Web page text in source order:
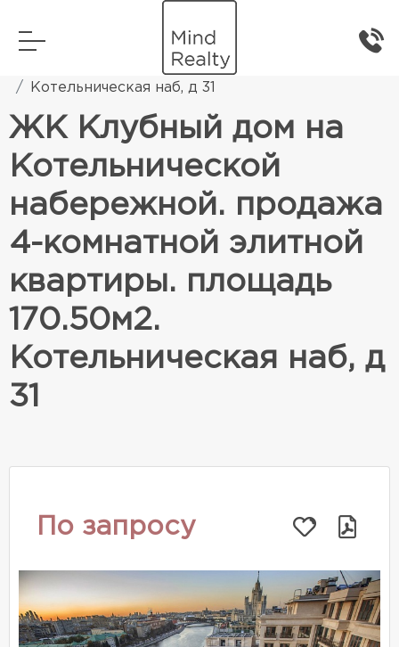
Элитная жилая недвижимость
Котельническая наб, д 31
ЖК Клубный дом на
Котельнической
набережной. продажа
4-комнатной элитной
квартиры. площадь
170.50м2.
Котельническая наб, д
31
По запросу